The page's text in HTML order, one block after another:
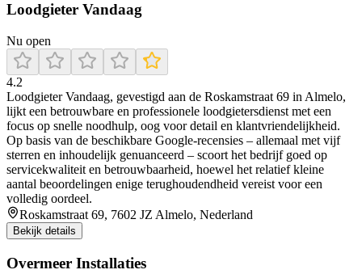
Loodgieter Vandaag
Nu open
4.2
Loodgieter Vandaag, gevestigd aan de Roskamstraat 69 in Almelo,
lijkt een betrouwbare en professionele loodgietersdienst met een
focus op snelle noodhulp, oog voor detail en klantvriendelijkheid.
Op basis van de beschikbare Google-recensies – allemaal met vijf
sterren en inhoudelijk genuanceerd – scoort het bedrijf goed op
servicekwaliteit en betrouwbaarheid, hoewel het relatief kleine
aantal beoordelingen enige terughoudendheid vereist voor een
volledig oordeel.
Roskamstraat 69, 7602 JZ Almelo, Nederland
Bekijk details
Overmeer Installaties